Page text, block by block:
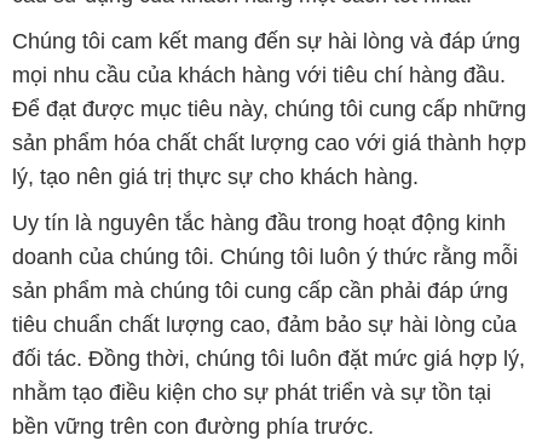
Chúng tôi cam kết mang đến sự hài lòng và đáp ứng
mọi nhu cầu của khách hàng với tiêu chí hàng đầu.
Để đạt được mục tiêu này, chúng tôi cung cấp những
sản phẩm hóa chất chất lượng cao với giá thành hợp
lý, tạo nên giá trị thực sự cho khách hàng.
Uy tín là nguyên tắc hàng đầu trong hoạt động kinh
doanh của chúng tôi. Chúng tôi luôn ý thức rằng mỗi
sản phẩm mà chúng tôi cung cấp cần phải đáp ứng
tiêu chuẩn chất lượng cao, đảm bảo sự hài lòng của
đối tác. Đồng thời, chúng tôi luôn đặt mức giá hợp lý,
nhằm tạo điều kiện cho sự phát triển và sự tồn tại
bền vững trên con đường phía trước.